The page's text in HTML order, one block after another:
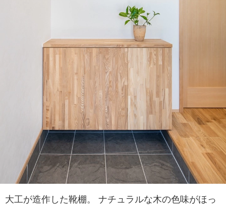
大工が造作した靴棚。 ナチュラルな木の色味がほっ